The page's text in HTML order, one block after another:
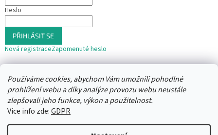
Používáme cookies, abychom Vám umožnili pohodlné
prohlížení webu a díky analýze provozu webu neustále
zlepšovali jeho funkce, výkon a použitelnost.
Více info zde:GDPR
Heslo
PŘIHLÁSIT SE
Nová registraceZapomenuté heslo
nebo
Přihlásit se přes Seznam